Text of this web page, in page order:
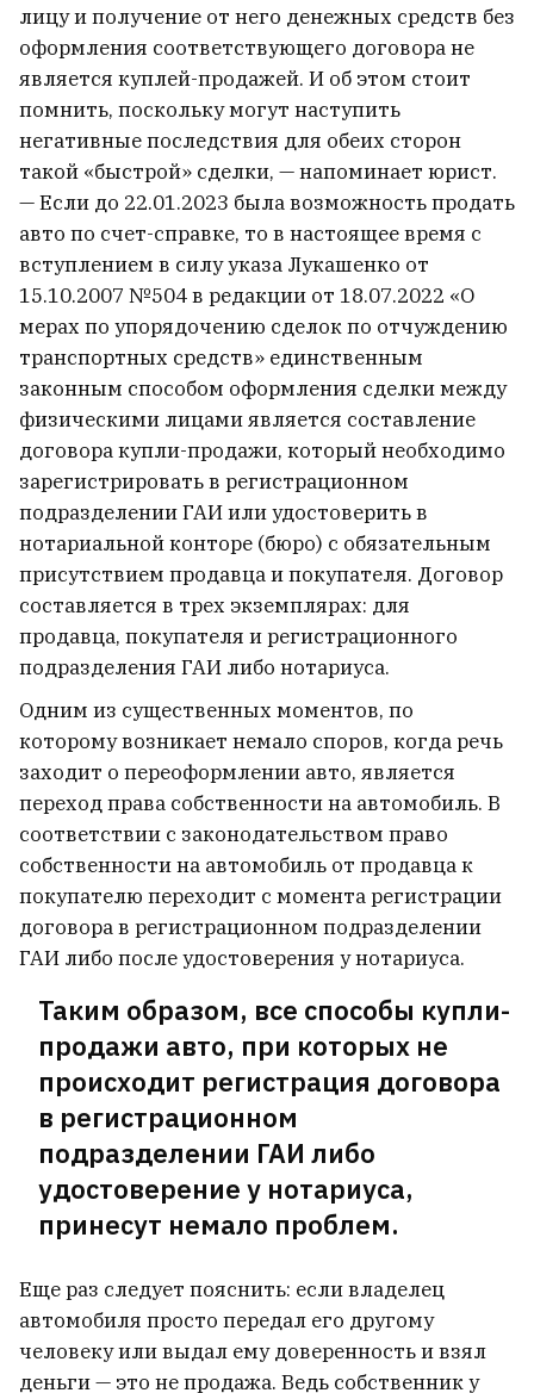
лицу и получение от него денежных средств без
оформления соответствующего договора не
является куплей-продажей. И об этом стоит
помнить, поскольку могут наступить
негативные последствия для обеих сторон
такой «быстрой» сделки, — напоминает юрист.
— Если до 22.01.2023 была возможность продать
авто по счет-справке, то в настоящее время с
вступлением в силу указа Лукашенко от
15.10.2007 №504 в редакции от 18.07.2022 «О
мерах по упорядочению сделок по отчуждению
транспортных средств» единственным
законным способом оформления сделки между
физическими лицами является составление
договора купли-продажи, который необходимо
зарегистрировать в регистрационном
подразделении ГАИ или удостоверить в
нотариальной конторе (бюро) с обязательным
присутствием продавца и покупателя. Договор
составляется в трех экземплярах: для
продавца, покупателя и регистрационного
подразделения ГАИ либо нотариуса.
Одним из существенных моментов, по
которому возникает немало споров, когда речь
заходит о переоформлении авто, является
переход права собственности на автомобиль. В
соответствии с законодательством право
собственности на автомобиль от продавца к
покупателю переходит с момента регистрации
договора в регистрационном подразделении
ГАИ либо после удостоверения у нотариуса.
Таким образом, все способы купли-
продажи авто, при которых не
происходит регистрация договора
в регистрационном
подразделении ГАИ либо
удостоверение у нотариуса,
принесут немало проблем.
Еще раз следует пояснить: если владелец
автомобиля просто передал его другому
человеку или выдал ему доверенность и взял
деньги — это не продажа. Ведь собственник у